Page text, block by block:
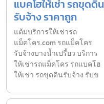
แบคโฮให้เช่า รถขุดดิน
รับจ้าง ราคาถูก
แต้มบริการให้เช่ารถ
แม็คโคร.com รถแม็คโคร
รับจ้างบางน้ำเปรี้ยว บริการ
ให้เช่ารถแม็คโคร รถแบคโฮ
ให้เช่า รถขุดดินรับจ้าง รับข